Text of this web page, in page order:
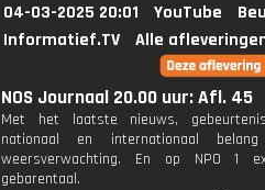
04-03-2025 20:01 YouTube
Informatief.TV
Alle
NOS Journaal 20.00 uur: Afl. 45
Met het laatste nieuws,
nationaal en internationaal
weersverwachting. En op NPO 1
gebarentaal.